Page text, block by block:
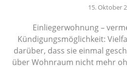
15. Oktober
Einliegerwohnung –
Kündigungsmöglichkeit:
darüber, dass sie einmal
über Wohnraum nicht mehr